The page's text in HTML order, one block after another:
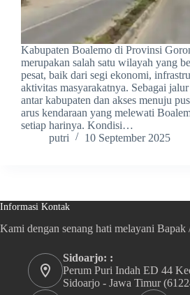
Kabupaten Boalemo di Provinsi
merupakan salah satu wilayah yang
pesat, baik dari segi ekonomi,
aktivitas masyarakatnya. Sebagai
antar kabupaten dan akses menuju
arus kendaraan yang melewati
setiap harinya. Kondisi…
putri
10 September 2025
Informasi Kontak
Kami dengan senang hati melayani Bapak
Sidoarjo: :
Perum Puri Indah ED 44
Sidoarjo - Jawa Timur